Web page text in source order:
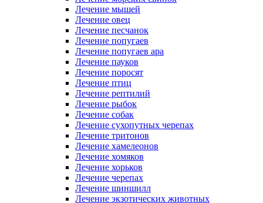
Лечение мышей
Лечение овец
Лечение песчанок
Лечение попугаев
Лечение попугаев ара
Лечение пауков
Лечение поросят
Лечение птиц
Лечение рептилий
Лечение рыбок
Лечение собак
Лечение сухопутных черепах
Лечение тритонов
Лечение хамелеонов
Лечение хомяков
Лечение хорьков
Лечение черепах
Лечение шиншилл
Лечение экзотических животных